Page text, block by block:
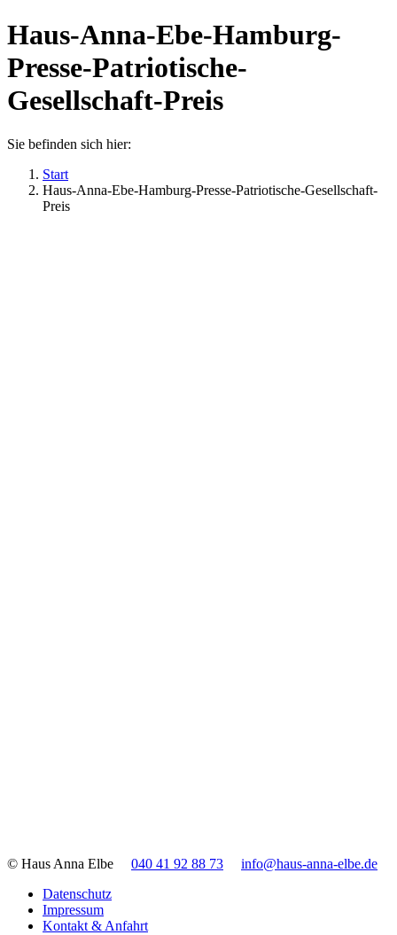
Haus-Anna-Ebe-Hamburg-
Presse-Patriotische-
Gesellschaft-Preis
Sie befinden sich hier:
Start
Haus-Anna-Ebe-Hamburg-Presse-Patriotische-Gesellschaft-
Preis
© Haus Anna Elbe 040 41 92 88 73
info@haus-anna-elbe.de
Datenschutz
Impressum
Kontakt & Anfahrt